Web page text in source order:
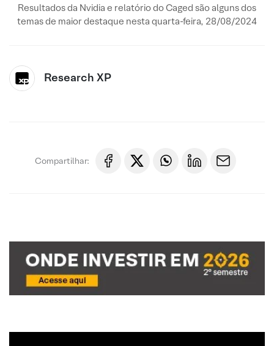
Resultados da Nvidia e relatório do Caged são alguns dos
temas de maior destaque nesta quarta-feira, 28/08/2024
Research XP
Compartilhar: